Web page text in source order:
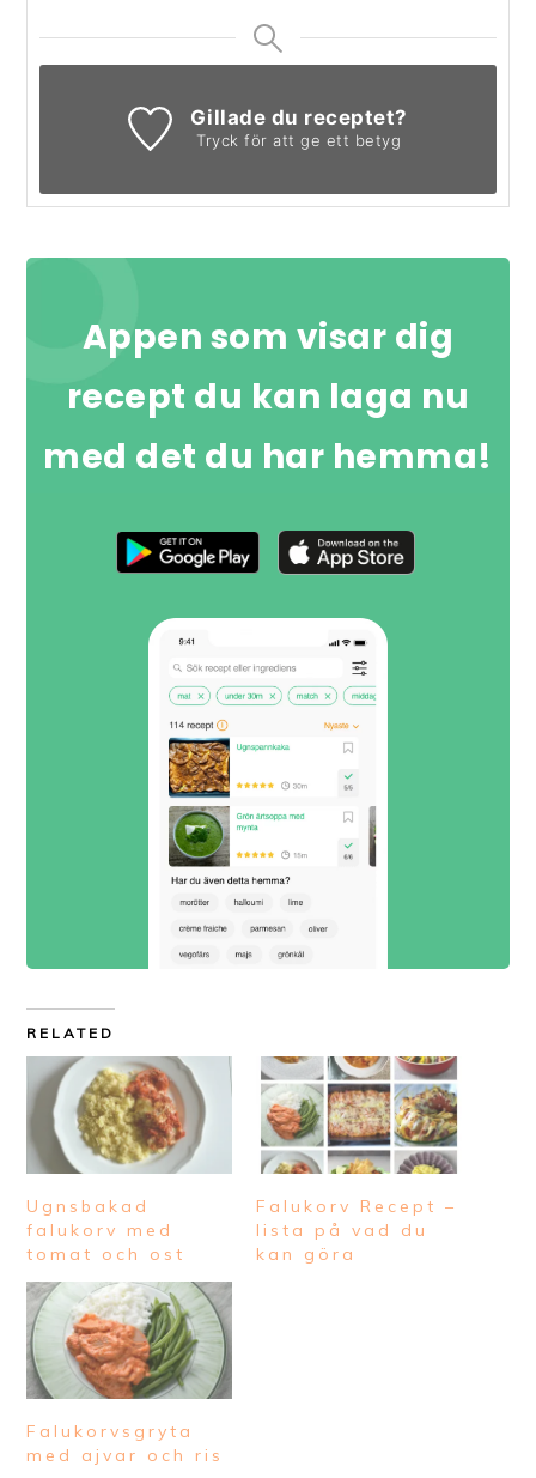
Gillade du receptet?
Tryck för att ge ett betyg
Appen som visar dig
recept du kan laga nu
med det du har hemma!
RELATED
Ugnsbakad
falukorv med
tomat och ost
Falukorv Recept –
lista på vad du
kan göra
Falukorvsgryta
med ajvar och ris